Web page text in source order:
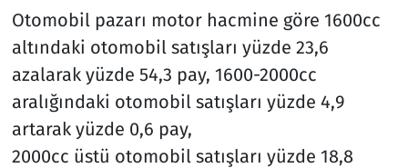
Otomobil pazarı motor hacmine göre 1600cc
altındaki otomobil satışları yüzde 23,6
azalarak yüzde 54,3 pay, 1600-2000cc
aralığındaki otomobil satışları yüzde 4,9
artarak yüzde 0,6 pay,
2000cc üstü otomobil satışları yüzde 18,8